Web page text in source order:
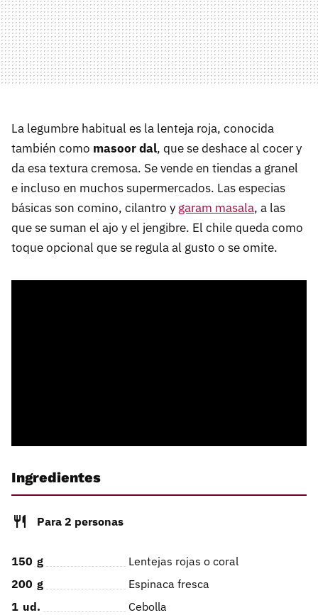
La legumbre habitual es la lenteja roja, conocida
también como masoor dal, que se deshace al cocer y
da esa textura cremosa. Se vende en tiendas a granel
e incluso en muchos supermercados. Las especias
básicas son comino, cilantro y garam masala, a las
que se suman el ajo y el jengibre. El chile queda como
toque opcional que se regula al gusto o se omite.
Ingredientes
Para 2 personas
150 g
Lentejas rojas o coral
200 g
Espinaca fresca
1 ud.
Cebolla